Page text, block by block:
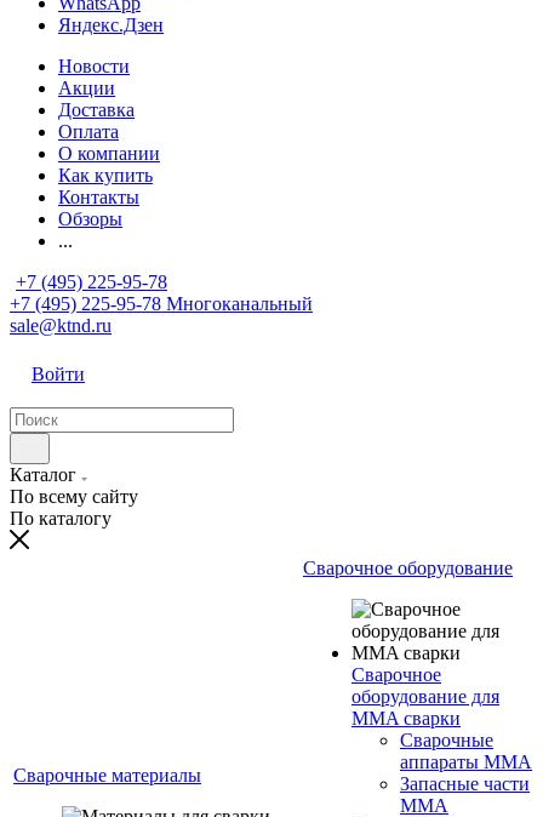
Яндекс.Дзен
Новости
Акции
Доставка
Оплата
О компании
Как купить
Контакты
Обзоры
...
+7 (495) 225-95-78
+7 (495) 225-95-78 Многоканальный
sale@ktnd.ru
Войти
Каталог
По всему сайту
По каталогу
Сварочные материалы
Сварочное оборудование
Сварочное
оборудование для
MMA сварки
Сварочные
аппараты MMA
Запасные части
MMA